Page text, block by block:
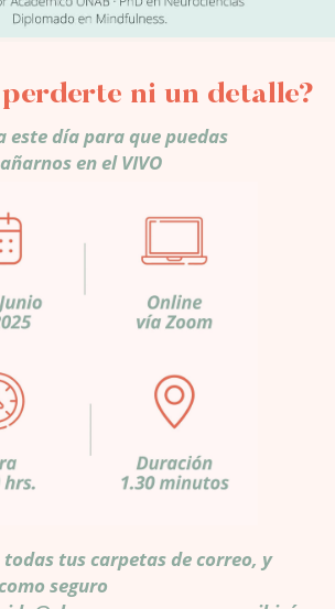
perderte ni un detalle?
este día para que puedas
en el VIVO
todas tus carpetas de correo, y
seguro